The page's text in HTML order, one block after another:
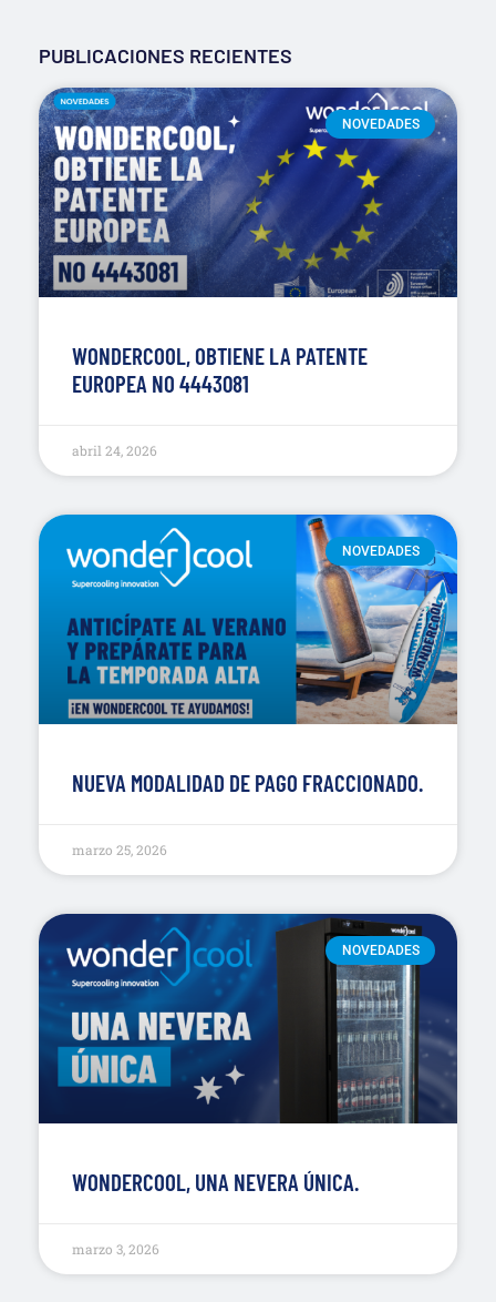
PUBLICACIONES RECIENTES
NOVEDADES
WONDERCOOL, OBTIENE LA PATENTE
EUROPEA NO 4443081
abril 24, 2026
NOVEDADES
NUEVA MODALIDAD DE PAGO FRACCIONADO.
marzo 25, 2026
NOVEDADES
WONDERCOOL, UNA NEVERA ÚNICA.
marzo 3, 2026